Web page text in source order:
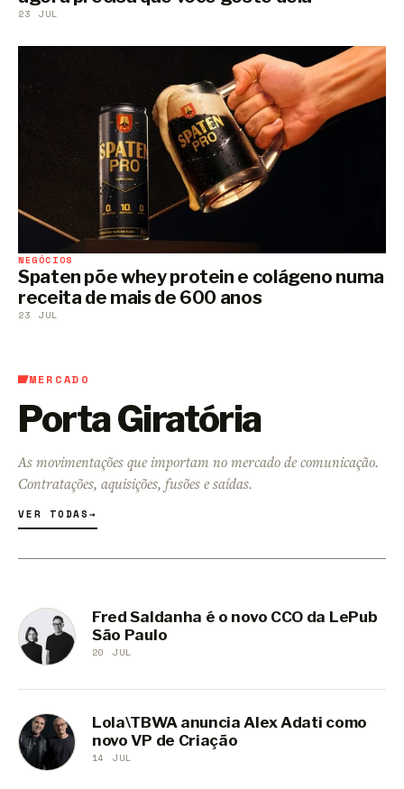
23 JUL
NEGÓCIOS
Spaten põe whey protein e colágeno numa
receita de mais de 600 anos
23 JUL
MERCADO
Porta Giratória
As movimentações que importam no mercado de comunicação.
Contratações, aquisições, fusões e saídas.
VER TODAS→
Fred Saldanha é o novo CCO da LePub
São Paulo
20 JUL
Lola\TBWA anuncia Alex Adati como
novo VP de Criação
14 JUL